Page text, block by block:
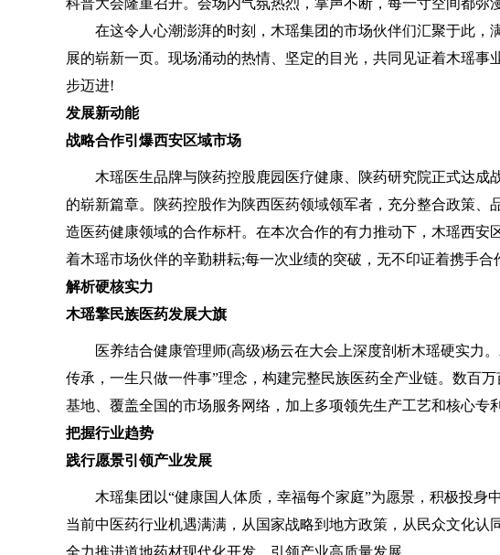
科普大会隆重召开。会场内气氛热烈，掌声不断，每一寸空间都弥
在这令人心潮澎湃的时刻，木瑶集团的市场伙伴们汇聚于此，
展的崭新一页。现场涌动的热情、坚定的目光，共同见证着木瑶
步迈进!
发展新动能
战略合作引爆西安区域市场
木瑶医生品牌与陕药控股鹿园医疗健康、陕药研究院正式达成
的崭新篇章。陕药控股作为陕西医药领域领军者，充分整合政策
造医药健康领域的合作标杆。在本次合作的有力推动下，木瑶西
着木瑶市场伙伴的辛勤耕耘;每一次业绩的突破，无不印证着携手合
解析硬核实力
木瑶擎民族医药发展大旗
医养结合健康管理师(高级)杨云在大会上深度剖析木瑶硬实力。
传承，一生只做一件事”理念，构建完整民族医药全产业链。数百
基地、覆盖全国的市场服务网络，加上多项领先生产工艺和核心专
把握行业趋势
践行愿景引领产业发展
木瑶集团以“健康国人体质，幸福每个家庭”为愿景，积极投身
当前中医药行业机遇满满，从国家战略到地方政策，从民众文化认
全力推进道地药材现代化开发，引领产业高质量发展。